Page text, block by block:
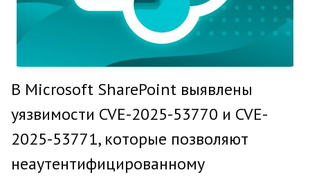
В Microsoft SharePoint выявлены
уязвимости CVE-2025-53770 и CVE-
2025-53771, которые позволяют
неаутентифицированному